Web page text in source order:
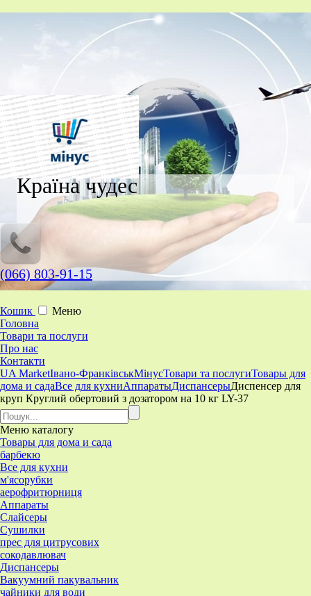
Країна чудес
(066) 803-91-15
Кошик
Меню
Головна
Товари та послуги
Про нас
Контакти
UA MarketІвано-ФранківськМінусТовари та послугиТовары для
дома и садаВсе для кухниАппаратыДиспансерыДиспенсер для
круп Круглий обертовий з дозатором на 10 кг LY-37
Меню каталогу
Товары для дома и сада
барбекю
Все для кухни
м'ясорубки
аерофритюрниця
Аппараты
Слайсеры
Сушилки
прес для цитрусових
сокодавлювач
Диспансеры
Вакуумний пакувальник
чайники для води